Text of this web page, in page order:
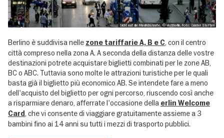
Sicht auf die Friedrichstraße, © visitBerlin, Foto: Günter Steffen
Berlino è suddivisa nelle zone tariffarie A, B e C , con il centro
città compreso nella zona A. A seconda della distanza delle vostre
destinazioni potrete acquistare biglietti combinati per le zone AB,
BC o ABC. Tuttavia sono molte le attrazioni turistiche per le quali
basta già il biglietto più economico AB. Se intendete fare a meno
dell'acquisto del biglietto per ogni percorso, riuscendo così anche
a risparmiare denaro, afferrate l'occasione della erlin Welcome
Card , che vi consente di viaggiare gratuitamente assieme a 3
bambini fino ai 14 anni su tutti i mezzi di trasporto pubblici.